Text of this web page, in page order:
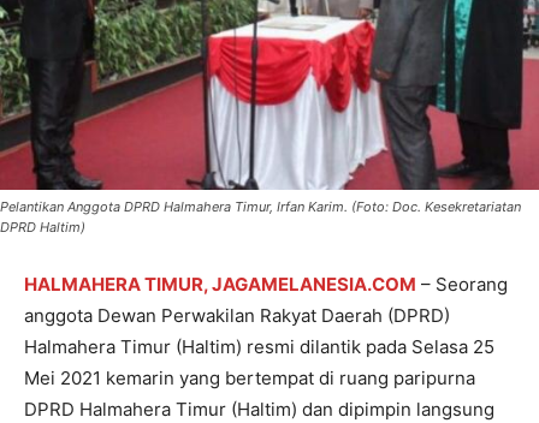
Pelantikan Anggota DPRD Halmahera Timur, Irfan Karim. (Foto: Doc. Kesekretariatan
DPRD Haltim)
HALMAHERA TIMUR, JAGAMELANESIA.COM – Seorang
anggota Dewan Perwakilan Rakyat Daerah (DPRD)
Halmahera Timur (Haltim) resmi dilantik pada Selasa 25
Mei 2021 kemarin yang bertempat di ruang paripurna
DPRD Halmahera Timur (Haltim) dan dipimpin langsung